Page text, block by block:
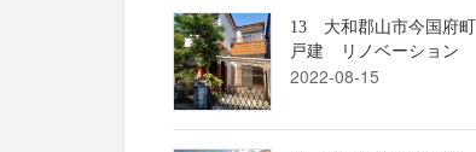
13 大和郡山市今国府町
戸建 リノベーション
2022-08-15